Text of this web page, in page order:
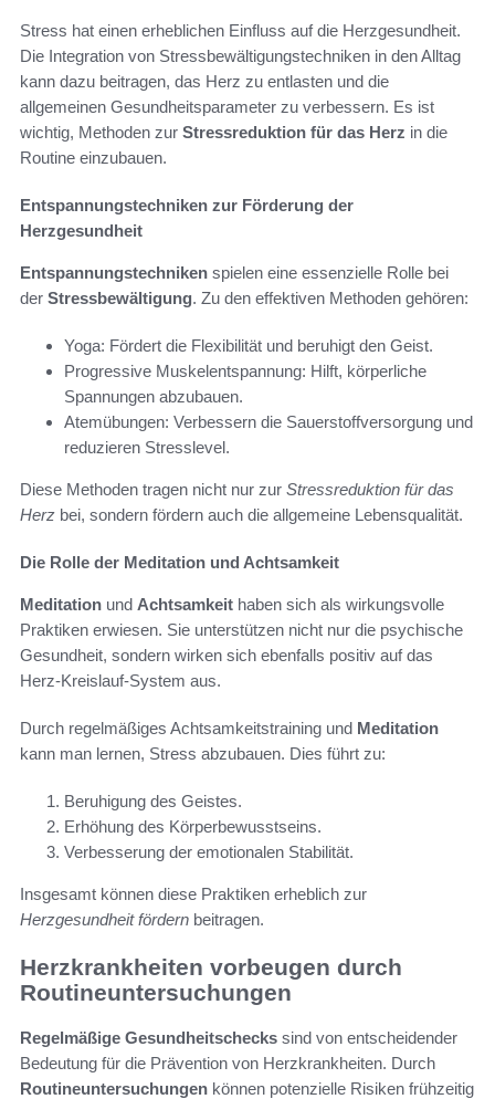
Stress hat einen erheblichen Einfluss auf die Herzgesundheit.
Die Integration von Stressbewältigungstechniken in den Alltag
kann dazu beitragen, das Herz zu entlasten und die
allgemeinen Gesundheitsparameter zu verbessern. Es ist
wichtig, Methoden zur Stressreduktion für das Herz in die
Routine einzubauen.
Entspannungstechniken zur Förderung der
Herzgesundheit
Entspannungstechniken spielen eine essenzielle Rolle bei
der Stressbewältigung. Zu den effektiven Methoden gehören:
Yoga: Fördert die Flexibilität und beruhigt den Geist.
Progressive Muskelentspannung: Hilft, körperliche
Spannungen abzubauen.
Atemübungen: Verbessern die Sauerstoffversorgung und
reduzieren Stresslevel.
Diese Methoden tragen nicht nur zur Stressreduktion für das
Herz bei, sondern fördern auch die allgemeine Lebensqualität.
Die Rolle der Meditation und Achtsamkeit
Meditation und Achtsamkeit haben sich als wirkungsvolle
Praktiken erwiesen. Sie unterstützen nicht nur die psychische
Gesundheit, sondern wirken sich ebenfalls positiv auf das
Herz-Kreislauf-System aus.
Durch regelmäßiges Achtsamkeitstraining und Meditation
kann man lernen, Stress abzubauen. Dies führt zu:
Beruhigung des Geistes.
Erhöhung des Körperbewusstseins.
Verbesserung der emotionalen Stabilität.
Insgesamt können diese Praktiken erheblich zur
Herzgesundheit fördern beitragen.
Herzkrankheiten vorbeugen durch
Routineuntersuchungen
Regelmäßige Gesundheitschecks sind von entscheidender
Bedeutung für die Prävention von Herzkrankheiten. Durch
Routineuntersuchungen können potenzielle Risiken frühzeitig